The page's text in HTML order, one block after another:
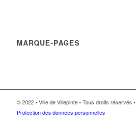
MARQUE-PAGES
© 2022 • Ville de Villepinte • Tous droits réservés •
Protection des données personnelles